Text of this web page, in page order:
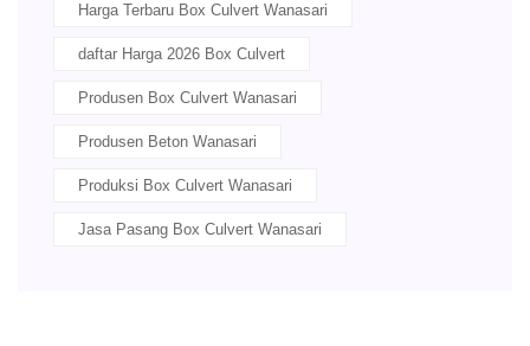
Harga Terbaru Box Culvert Wanasari
daftar Harga 2026 Box Culvert
Produsen Box Culvert Wanasari
Produsen Beton Wanasari
Produksi Box Culvert Wanasari
Jasa Pasang Box Culvert Wanasari